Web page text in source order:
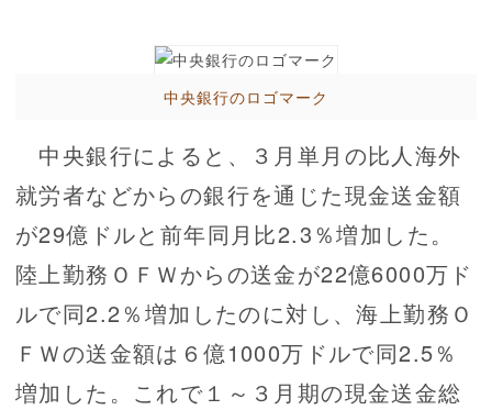
中央銀行のロゴマーク
中央銀行によると、３月単月の比人海外
就労者などからの銀行を通じた現金送金額
が29億ドルと前年同月比2.3％増加した。
陸上勤務ＯＦＷからの送金が22億6000万ド
ルで同2.2％増加したのに対し、海上勤務Ｏ
ＦＷの送金額は６億1000万ドルで同2.5％
増加した。これで１～３月期の現金送金総